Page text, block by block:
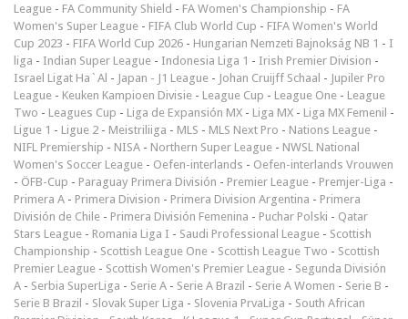
League - FA Community Shield - FA Women's Championship - FA
Women's Super League - FIFA Club World Cup - FIFA Women's World
Cup 2023 - FIFA World Cup 2026 - Hungarian Nemzeti Bajnokság NB 1 - I
liga - Indian Super League - Indonesia Liga 1 - Irish Premier Division -
Israel Ligat Ha`Al - Japan - J1 League - Johan Cruijff Schaal - Jupiler Pro
League - Keuken Kampioen Divisie - League Cup - League One - League
Two - Leagues Cup - Liga de Expansión MX - Liga MX - Liga MX Femenil -
Ligue 1 - Ligue 2 - Meistriliiga - MLS - MLS Next Pro - Nations League -
NIFL Premiership - NISA - Northern Super League - NWSL National
Women's Soccer League - Oefen-interlands - Oefen-interlands Vrouwen
- ÖFB-Cup - Paraguay Primera División - Premier League - Premjer-Liga -
Primera A - Primera Division - Primera Division Argentina - Primera
División de Chile - Primera División Femenina - Puchar Polski - Qatar
Stars League - Romania Liga I - Saudi Professional League - Scottish
Championship - Scottish League One - Scottish League Two - Scottish
Premier League - Scottish Women's Premier League - Segunda División
A - Serbia SuperLiga - Serie A - Serie A Brazil - Serie A Women - Serie B -
Serie B Brazil - Slovak Super Liga - Slovenia PrvaLiga - South African